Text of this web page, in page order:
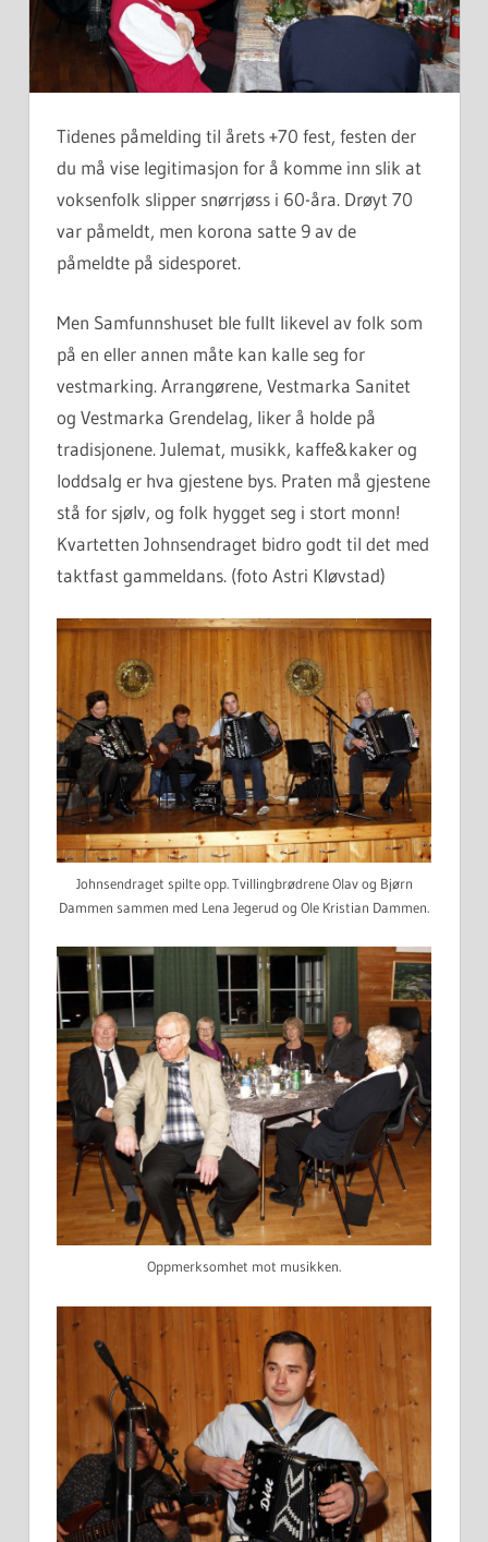
Tidenes påmelding til årets +70 fest, festen der
du må vise legitimasjon for å komme inn slik at
voksenfolk slipper snørrjøss i 60-åra. Drøyt 70
var påmeldt, men korona satte 9 av de
påmeldte på sidesporet.
Men Samfunnshuset ble fullt likevel av folk som
på en eller annen måte kan kalle seg for
vestmarking. Arrangørene, Vestmarka Sanitet
og Vestmarka Grendelag, liker å holde på
tradisjonene. Julemat, musikk, kaffe&kaker og
loddsalg er hva gjestene bys. Praten må gjestene
stå for sjølv, og folk hygget seg i stort monn!
Kvartetten Johnsendraget bidro godt til det med
taktfast gammeldans. (foto Astri Kløvstad)
Johnsendraget spilte opp. Tvillingbrødrene Olav og Bjørn
Dammen sammen med Lena Jegerud og Ole Kristian Dammen.
Oppmerksomhet mot musikken.